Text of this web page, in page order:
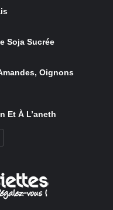
Soja Sucrée
Oignons
Et À L’aneth